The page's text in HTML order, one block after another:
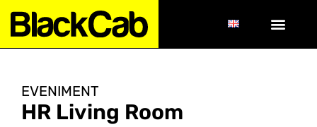
EVENIMENT
HR Living Room